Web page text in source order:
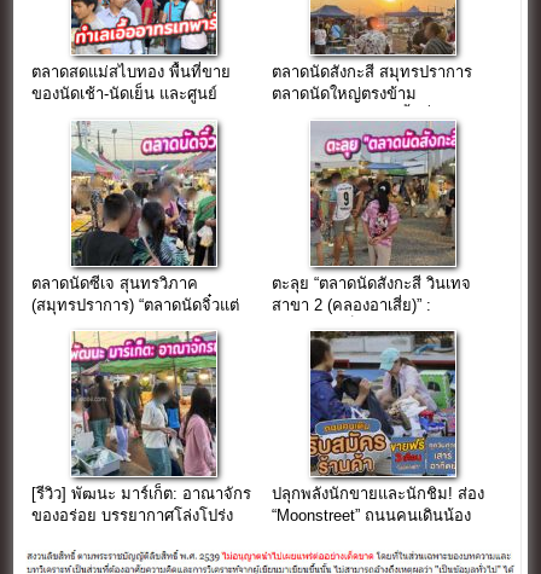
ตลาดสดแม่สไบทอง พื้นที่ขาย
ของนัดเช้า-นัดเย็น และศูนย์
ตลาดนัดสังกะสี สมุทรปราการ
ตลาดนัดใหญ่ตรงข้าม
อบต.เทพารักษ์ บนเนื้อที่กว่า 60
ตลาดนัดซีเจ สุนทรวิภาค
(สมุทรปราการ) “ตลาดนัดจิ๋วแต่
รกษา”
ตะลุย “ตลาดนัดสังกะสี วินเทจ
สาขา 2 (คลองอาเสี่ย)” :
ขุมทรัพย์กลางแจ้งที่ใหญ่ที่สุดใน
สมุทรปราการ
[รีวิว] พัฒนะ มาร์เก็ต: อาณาจักร
ของอร่อย บรรยากาศโล่งโปร่ง
ปลุกพลังนักขายและนักชิม! ส่อง
“Moonstreet” ถนนคนเดินน้อง
ปักหมุดแลนด์มาร์คสมุทรปราการ